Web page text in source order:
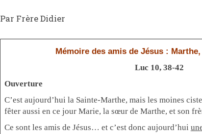
Par Frère Didier
Mémoire des amis de Jésus :
Luc 10, 38-42
Ouverture
C’est aujourd’hui la Sainte-Marthe, mais les moines
fêter aussi en ce jour Marie, la sœur de Marthe, et son
Ce sont les amis de Jésus… et c’est donc aujourd’hui